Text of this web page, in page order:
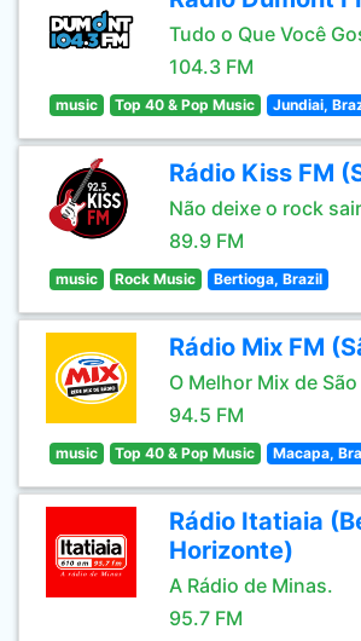
Tudo o Que Você
104.3 FM
music Top 40 & Pop Music Jundiai,
Rádio Kiss FM
Não deixe o rock
89.9 FM
music Rock Music Bertioga, Brazil
Rádio Mix FM
O Melhor Mix de
94.5 FM
music Top 40 & Pop Music Macapa,
Rádio Itatiaia
Horizonte)
A Rádio de Minas.
95.7 FM